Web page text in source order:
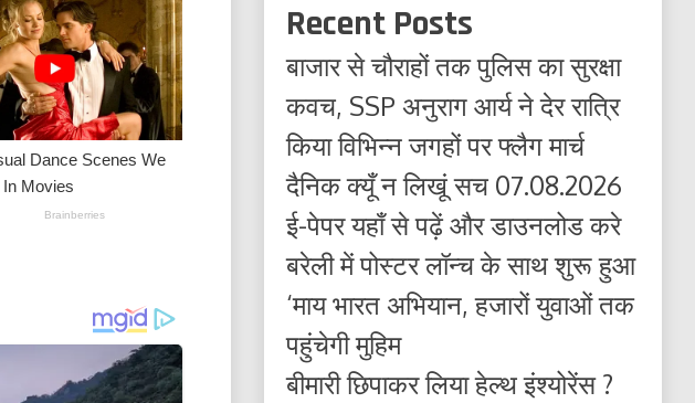
Recent Posts
बाजार से चौराहों तक पुलिस का सुरक्षा
कवच, SSP अनुराग आर्य ने देर रात्रि
किया विभिन्न जगहों पर फ्लैग मार्च
दैनिक क्यूँ न लिखूं सच 07.08.2026
ई-पेपर यहाँ से पढ़ें और डाउनलोड करे
बरेली में पोस्टर लॉन्च के साथ शुरू हुआ
‘माय भारत अभियान, हजारों युवाओं तक
पहुंचेगी मुहिम
बीमारी छिपाकर लिया हेल्थ इंश्योरेंस ?